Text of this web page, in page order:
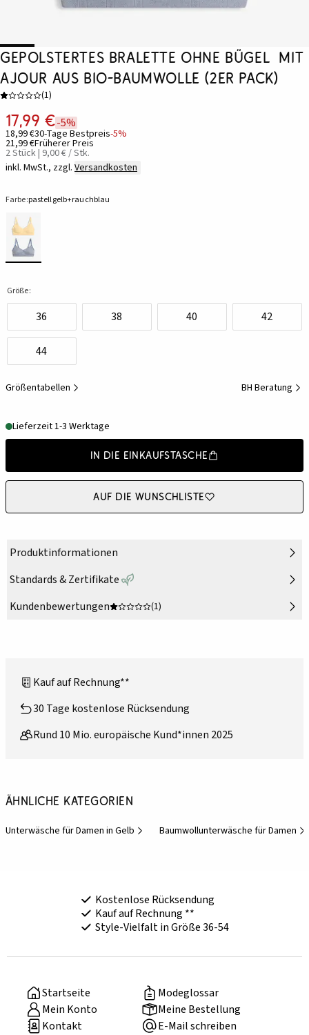
Gepolstertes Bralette ohne Bügel mit
Ajour aus Bio-Baumwolle (2er Pack)
(1)
17,99 €-5%
18,99 €30-Tage Bestpreis-5%
21,99 €Früherer Preis
2 Stück | 9,00 € / Stk.
inkl. MwSt., zzgl. Versandkosten
Farbe:pastellgelb+rauchblau
Größe:
36 38 40 42
44
Größentabellen BH Beratung
Lieferzeit 1-3 Werktage
In die Einkaufstasche
Auf die Wunschliste
Produktinformationen
Standards & Zertifikate
Kundenbewertungen
(1)
Kauf auf Rechnung**
30 Tage kostenlose Rücksendung
Rund 10 Mio. europäische Kund*innen 2025
Ähnliche Kategorien
Unterwäsche für Damen in Gelb Baumwollunterwäsche für Damen
Kostenlose Rücksendung
Kauf auf Rechnung **
Style-Vielfalt in Größe 36-54
Startseite
Modeglossar
Mein Konto
Meine Bestellung
Kontakt
E-Mail schreiben